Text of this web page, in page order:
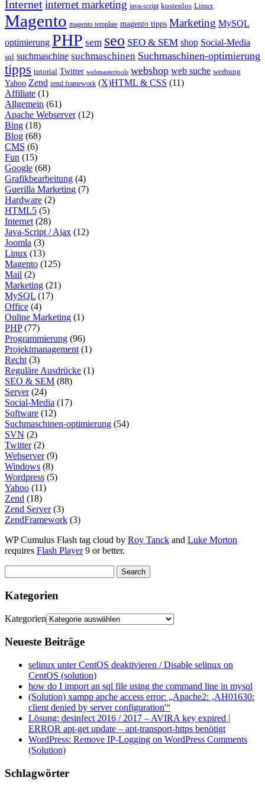
Internetinternet marketing java-script kostenlos Linux
Magento magento template magento tipps Marketing MySQL
optimierung PHP sem seo SEO & SEM shop Social-Media
sql suchmaschine suchmaschinen Suchmaschinen-optimierung
tipps tutorial Twitter webmastertools webshop web suche werbung
Yahoo Zend zend framework (X)HTML & CSS (11)
Affiliate (1)
Allgemein (61)
Apache Webserver(12)
Bing (18)
Blog (68)
CMS (6)
Fun (15)
Google (68)
Grafikbearbeitung (4)
Guerilla Marketing (7)
Hardware (2)
HTML5 (5)
Internet (28)
Java-Script / Ajax (12)
Joomla (3)
Linux (13)
Magento (125)
Mail (2)
Marketing (21)
MySQL (17)
Office (4)
Online Marketing (1)
PHP(77)
Programmierung (96)
Projektmanagement (1)
Recht (3)
Reguläre Ausdrücke (1)
SEO & SEM (88)
Server(24)
Social-Media (17)
Software (12)
Suchmaschinen-optimierung (54)
SVN (2)
Twitter(2)
Webserver(9)
Windows (8)
Wordpress (5)
Yahoo (11)
Zend (18)
Zend Server(3)
ZendFramework (3)
WP Cumulus Flash tag cloud by Roy Tanck and Luke Morton
requires Flash Player9 or better.
Kategorien
Kategorien
Neueste Beiträge
selinux unter CentOS deaktivieren / Disable selinux on
CentOS (solution)
how do I import an sql file using the command line in mysql
(Solution) xampp apche access error: „Apache2: ‚AH01630:
client denied by server configuration'“
Lösung: desinfect 2016 / 2017 – AVIRA key expired |
ERROR apt-get update – apt-transport-https benötigt
WordPress: Remove IP-Logging on WordPress Comments
(Solution)
Schlagwörter